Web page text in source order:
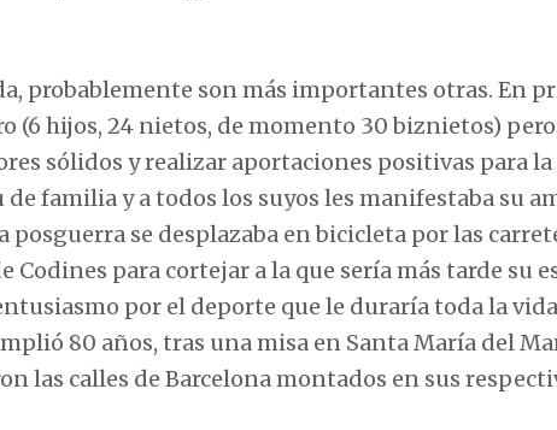
probablemente son más importantes otras. En
hijos, 24 nietos, de momento 30 biznietos)
sólidos y realizar aportaciones positivas para la
familia y a todos los suyos les manifestaba su
se desplazaba en bicicleta por las
Codines para cortejar a la que sería más tarde su
por el deporte que le duraría toda la
80 años, tras una misa en Santa María del
las calles de Barcelona montados en sus